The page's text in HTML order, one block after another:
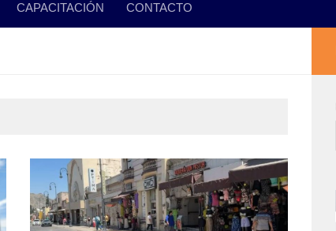
CAPACITACIÓN CONTACTO